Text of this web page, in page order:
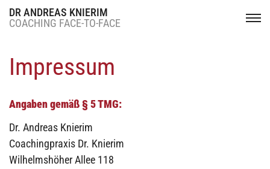
DR ANDREAS KNIERIM
COACHING FACE-TO-FACE
Impressum
Angaben gemäß § 5 TMG:
Dr. Andreas Knierim
Coachingpraxis Dr. Knierim
Wilhelmshöher Allee 118